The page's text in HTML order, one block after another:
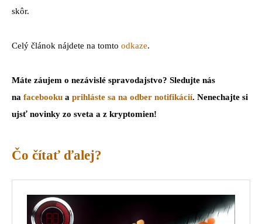
skôr.
Celý článok nájdete na tomto odkaze.
Máte záujem o nezávislé spravodajstvo? Sledujte nás
na facebooku a prihláste sa na odber notifikácií. Nenechajte si
ujsť novinky zo sveta a z kryptomien!
Čo čítať ďalej?